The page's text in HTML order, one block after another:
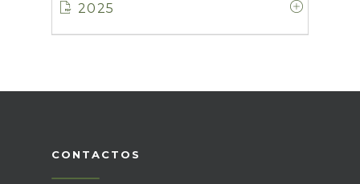
2025
CONTACTOS